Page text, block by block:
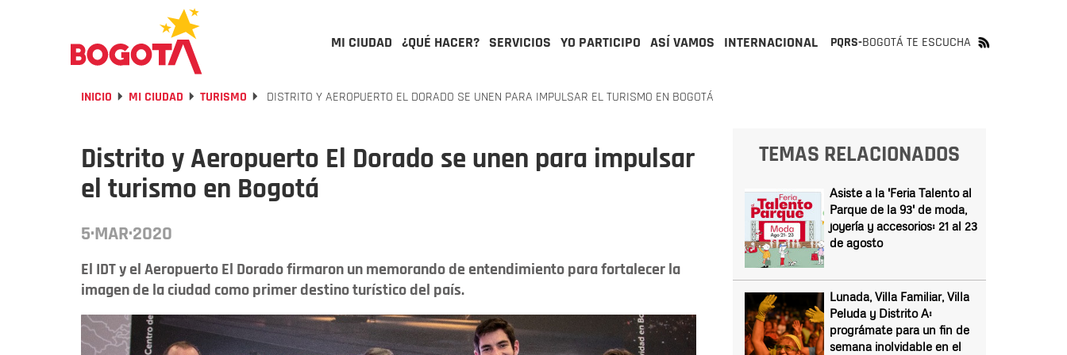
MI CIUDAD ¿QUÉ HACER? SERVICIOS YO PARTICIPO ASÍ VAMOS INTERNACIONAL PQRS-BOGOTÁ TE ESCUCHA
INICIO MI CIUDAD TURISMO DISTRITO Y AEROPUERTO EL DORADO SE UNEN PARA IMPULSAR EL TURISMO EN BOGOTÁ
Distrito y Aeropuerto El Dorado se unen para impulsar
el turismo en Bogotá
5·MAR·2020
El IDT y el Aeropuerto El Dorado firmaron un memorando de entendimiento para fortalecer la
imagen de la ciudad como primer destino turístico del país.
TEMAS RELACIONADOS
Asiste a la 'Feria Talento al
Parque de la 93' de moda,
joyería y accesorios: 21 al 23
de agosto
Lunada, Villa Familiar, Villa
Peluda y Distrito A:
prográmate para un fin de
semana inolvidable en el